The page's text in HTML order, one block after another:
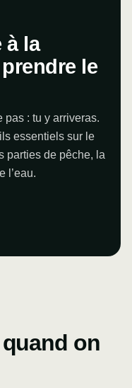
à la
le
pas : tu y arriveras.
essentiels sur le
parties de pêche, la
l’eau.
on